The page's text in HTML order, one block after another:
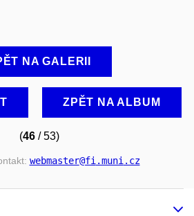
NA GALERII
ZPĚT NA ALBUM
(46 / 53)
webmaster@fi.muni.cz